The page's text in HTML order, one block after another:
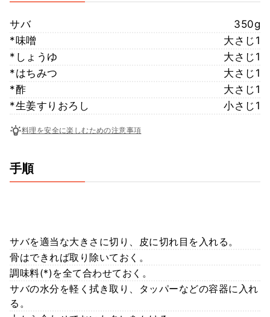
サバ
350g
*味噌
大さじ1
*しょうゆ
大さじ1
*はちみつ
大さじ1
*酢
大さじ1
*生姜すりおろし
小さじ1
料理を安全に楽しむための注意事項
手順
サバを適当な大きさに切り、皮に切れ目を入れる。
骨はできれば取り除いておく。
調味料(*)を全て合わせておく。
サバの水分を軽く拭き取り、タッパーなどの容器に入れ
る。